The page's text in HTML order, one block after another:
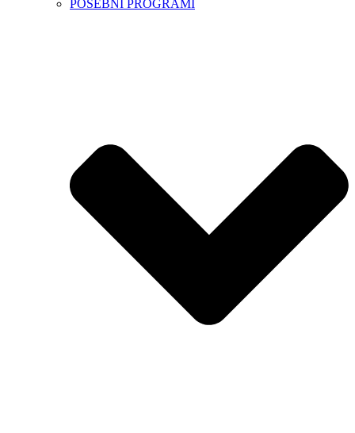
POSEBNI PROGRAMI